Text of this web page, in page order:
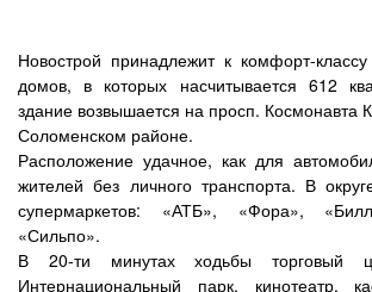
Новострой принадлежит к комфорт-
домов, в которых насчитывается 612
здание возвышается на просп. Космонавта
Соломенском районе.
Расположение удачное, как для
жителей без личного транспорта. В
супермаркетов: «АТБ», «Фора»,
«Сильпо».
В 20-ти минутах ходьбы торговый
Интернациональный парк, кинотеатр,